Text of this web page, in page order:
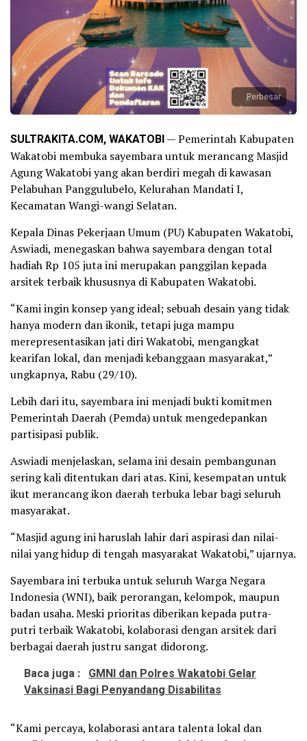
Perbesar
SULTRAKITA.COM, WAKATOBI— Pemerintah Kabupaten
Wakatobi membuka sayembara untuk merancang Masjid
Agung Wakatobi yang akan berdiri megah di kawasan
Pelabuhan Panggulubelo, Kelurahan Mandati I,
Kecamatan Wangi-wangi Selatan.
Kepala Dinas Pekerjaan Umum (PU) Kabupaten Wakatobi,
Aswiadi, menegaskan bahwa sayembara dengan total
hadiah Rp 105 juta ini merupakan panggilan kepada
arsitek terbaik khususnya di Kabupaten Wakatobi.
“Kami ingin konsep yang ideal; sebuah desain yang tidak
hanya modern dan ikonik, tetapi juga mampu
merepresentasikan jati diri Wakatobi, mengangkat
kearifan lokal, dan menjadi kebanggaan masyarakat,”
ungkapnya, Rabu (29/10).
Lebih dari itu, sayembara ini menjadi bukti komitmen
Pemerintah Daerah (Pemda) untuk mengedepankan
partisipasi publik.
Aswiadi menjelaskan, selama ini desain pembangunan
sering kali ditentukan dari atas. Kini, kesempatan untuk
ikut merancang ikon daerah terbuka lebar bagi seluruh
masyarakat.
“Masjid agung ini haruslah lahir dari aspirasi dan nilai-
nilai yang hidup di tengah masyarakat Wakatobi,” ujarnya.
Sayembara ini terbuka untuk seluruh Warga Negara
Indonesia (WNI), baik perorangan, kelompok, maupun
badan usaha. Meski prioritas diberikan kepada putra-
putri terbaik Wakatobi, kolaborasi dengan arsitek dari
berbagai daerah justru sangat didorong.
Baca juga : GMNI dan Polres Wakatobi Gelar
Vaksinasi Bagi Penyandang Disabilitas
“Kami percaya, kolaborasi antara talenta lokal dan